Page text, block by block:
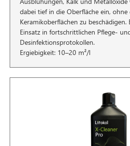
dabei tief in die Oberfläche ein, ohne
Keramikoberflächen zu
Einsatz in fortschrittlichen Pflege-
Desinfektionsprotokollen.
Ergiebigkeit: 10–20 m²/l